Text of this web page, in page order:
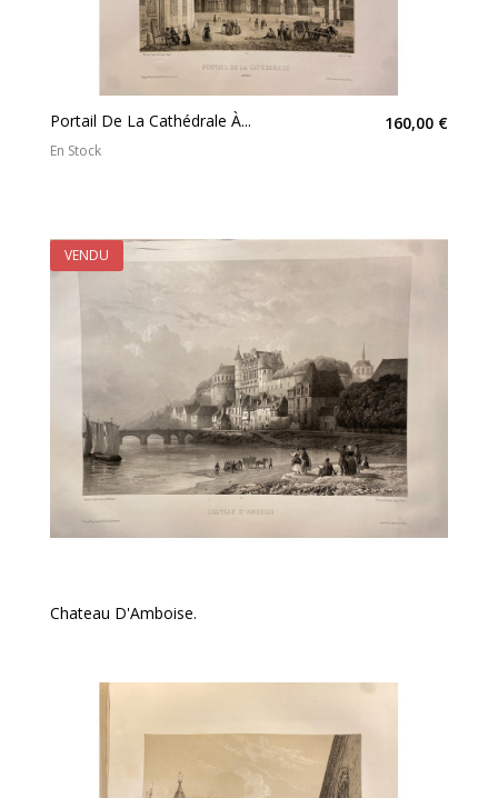
Portail De La Cathédrale À... 160,00 €
En Stock
Chateau D'Amboise.
VENDU